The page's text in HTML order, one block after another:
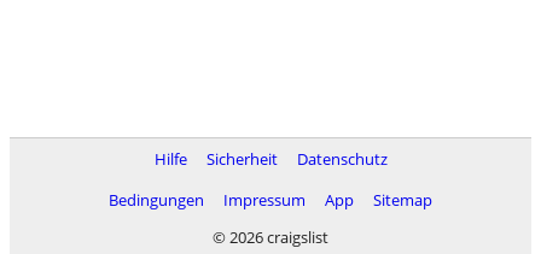
Hilfe Sicherheit
Datenschutz
Bedingungen
Impressum App
Sitemap
© 2026 craigslist